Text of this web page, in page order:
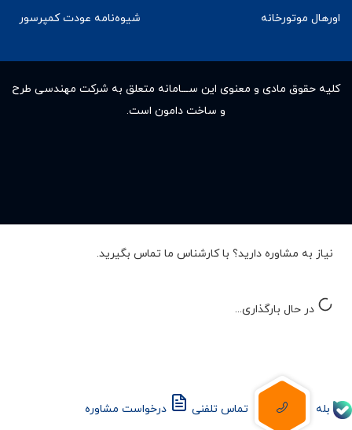
اورهال موتورخانه
شیوه‌نامه عودت کمپرسور
کلیه حقوق مادى و معنوى این ســـامانه متعلق به شرکت مهندسی طرح
و ساخت دامون است.
نیاز به مشاوره دارید؟ با کارشناس ما تماس بگیرید.
در حال بارگذاری...
بله تماس تلفنی درخواست مشاوره